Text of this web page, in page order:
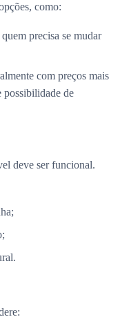
como:
precisa se mudar
com preços mais
possibilidade de
deve ser funcional.